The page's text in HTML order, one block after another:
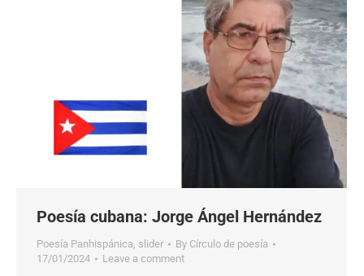
Poesía cubana: Jorge Ángel Hernández
Poesía Panhispánica, slider By Círculo de poesía
17/01/2024
Leave a comment